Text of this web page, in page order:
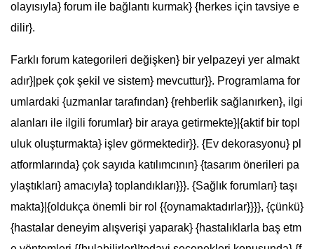
olayısıyla} forum ile bağlantı kurmak} {herkes için tavsiye e
dilir}.
Farklı forum kategorileri değişken} bir yelpazeyi yer almakt
adır}|pek çok şekil ve sistem} mevcuttur}}. Programlama for
umlardaki {uzmanlar tarafından} {rehberlik sağlanırken}, ilgi
alanları ile ilgili forumlar} bir araya getirmekte}|{aktif bir topl
uluk oluşturmakta} işlev görmektedir}}. {Ev dekorasyonu} pl
atformlarında} çok sayıda katılımcının} {tasarım önerileri pa
ylaştıkları} amacıyla} toplandıkları}}}. {Sağlık forumları} taşı
makta}|{oldukça önemli bir rol {{oynamaktadırlar}}}}, {çünkü}
{hastalar deneyim alışverişi yaparak} {hastalıklarla baş etm